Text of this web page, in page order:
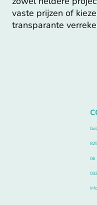
vaste prijzen of
transparante
06